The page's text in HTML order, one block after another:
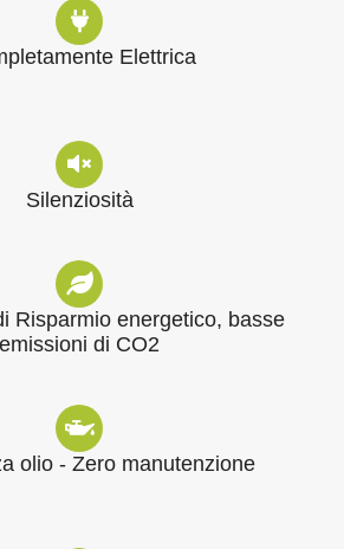
Elettrica
Silenziosità
Risparmio energetico, basse
emissioni di CO2
olio - Zero manutenzione